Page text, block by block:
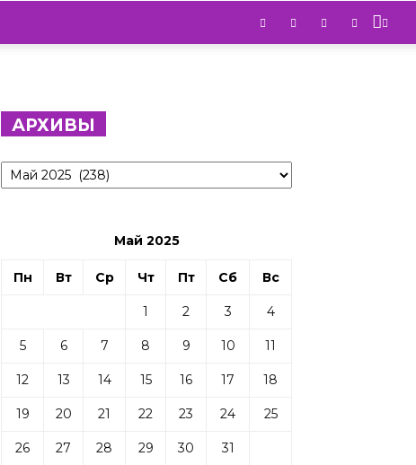
АРХИВЫ
Архивы
Май 2025
Пн Вт Ср Чт Пт Сб Вс
1 2 3 4
5 6 7 8 9 10 11
12 13 14 15 16 17 18
19 20 21 22 23 24 25
26 27 28 29 30
31